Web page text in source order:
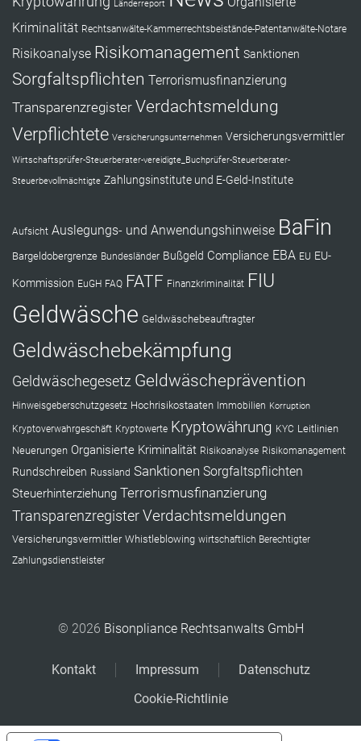
Länderreport
Kriminalität Rechtsanwälte-Kammerrechtsbeistände-Patentanwälte-Notare
Risikoanalyse Risikomanagement Sanktionen
Sorgfaltspflichten Terrorismusfinanzierung
Transparenzregister Verdachtsmeldung
Verpflichtete Versicherungsunternehmen Versicherungsvermittler
Wirtschaftsprüfer-Steuerberater-vereidigte_Buchprüfer-Steuerberater-
Steuerbevollmächtigte Zahlungsinstitute und E-Geld-Institute
Aufsicht Auslegungs- und Anwendungshinweise BaFin
Bargeldobergrenze Bundesländer Bußgeld Compliance EBA EU EU-
Kommission EuGH FAQ FATF Finanzkriminalität FIU
Geldwäsche Geldwäschebeauftragter
Geldwäschebekämpfung
Geldwäschegesetz Geldwäscheprävention
Hinweisgeberschutzgesetz Hochrisikostaaten Immobilien Korruption
Kryptoverwahrgeschäft Kryptowerte Kryptowährung KYC Leitlinien
Neuerungen Organisierte Kriminalität Risikoanalyse Risikomanagement
Rundschreiben Russland Sanktionen Sorgfaltspflichten
Steuerhinterziehung Terrorismusfinanzierung
TransparenzregisterVerdachtsmeldungen
Versicherungsvermittler Whistleblowing wirtschaftlich Berechtigter
Zahlungsdienstleister
© 2026 Bisonpliance Rechtsanwalts GmbH
Kontakt Impressum
Datenschutz
Cookie-Richtlinie